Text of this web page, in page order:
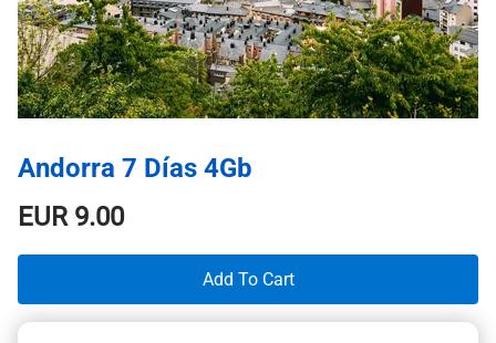
Andorra 7 Días 4Gb
EUR9.00
Add To Cart